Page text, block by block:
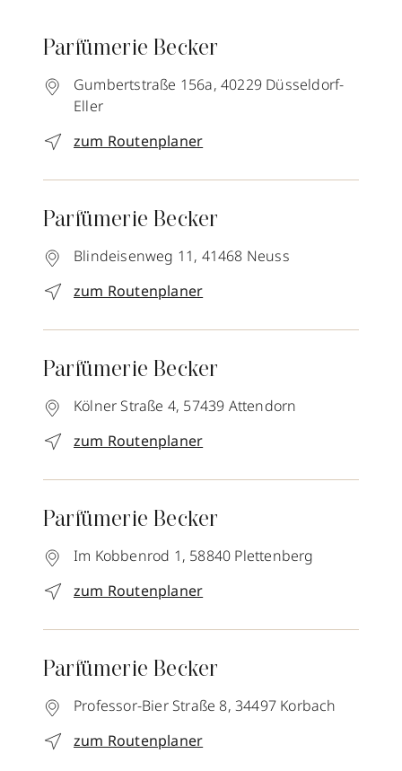
Parfümerie Becker
Gumbertstraße 156a, 40229 Düsseldorf-
Eller
zum Routenplaner
Parfümerie Becker
Blindeisenweg 11, 41468 Neuss
zum Routenplaner
Parfümerie Becker
Kölner Straße 4, 57439 Attendorn
zum Routenplaner
Parfümerie Becker
Im Kobbenrod 1, 58840 Plettenberg
zum Routenplaner
Parfümerie Becker
Professor-Bier Straße 8, 34497 Korbach
zum Routenplaner